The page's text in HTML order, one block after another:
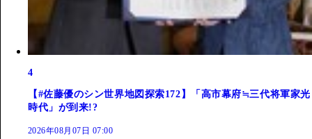
4
【#佐藤優のシン世界地図探索172】「高市幕府≒三代将軍家光
時代」が到来!?
2026年08月07日 07:00